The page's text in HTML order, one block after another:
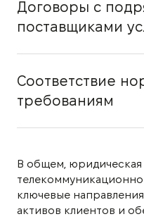
Договоры с
поставщиками
Соответствие
требованиям
В общем, юридическая
ключевые
активов клиентов и